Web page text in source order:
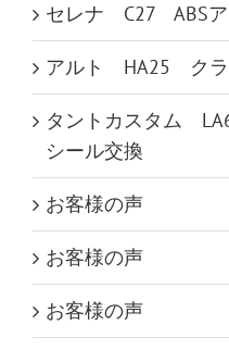
セレナ C27 ABSア
アルト HA25 クラ
タントカスタム
シール交換
お客様の声
お客様の声
お客様の声